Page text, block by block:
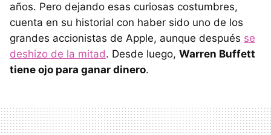
años. Pero dejando esas curiosas costumbres,
cuenta en su historial con haber sido uno de los
grandes accionistas de Apple, aunque después se
deshizo de la mitad. Desde luego, Warren Buffett
tiene ojo para ganar dinero.